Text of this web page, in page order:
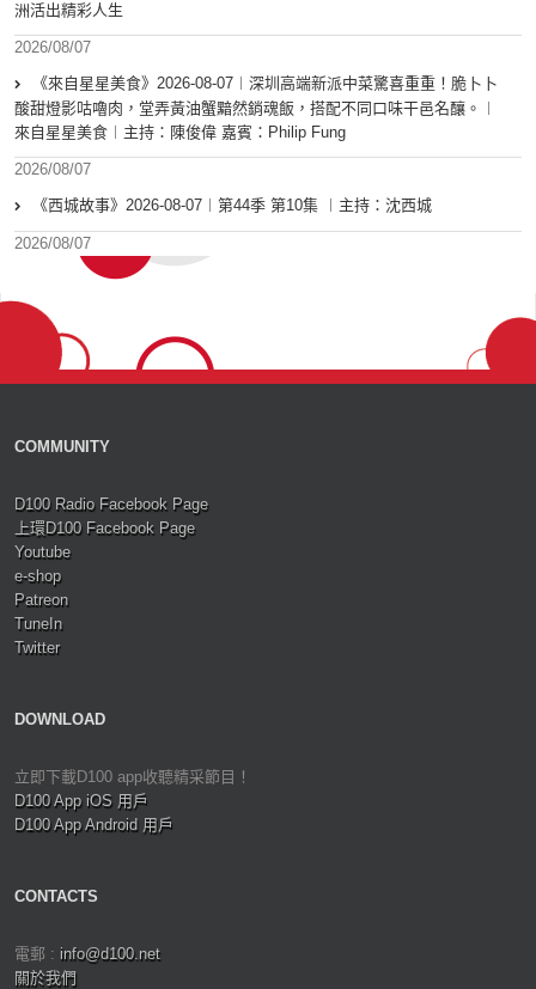
洲活出精彩人生
2026/08/07
《來自星星美食》2026-08-07︱深圳高端新派中菜驚喜重重！脆卜卜
酸甜燈影咕嚕肉，堂弄黃油蟹黯然銷魂飯，搭配不同口味干邑名釀。︱
來自星星美食︱主持：陳俊偉 嘉賓：Philip Fung
2026/08/07
《西城故事》2026-08-07︱第44季 第10集 ︱主持：沈西城
2026/08/07
COMMUNITY
D100 Radio Facebook Page
上環D100 Facebook Page
Youtube
e-shop
Patreon
TuneIn
Twitter
DOWNLOAD
立即下載D100 app收聽精采節目！
D100 App iOS 用戶
D100 App Android 用戶
CONTACTS
電郵 : info@d100.net
關於我們